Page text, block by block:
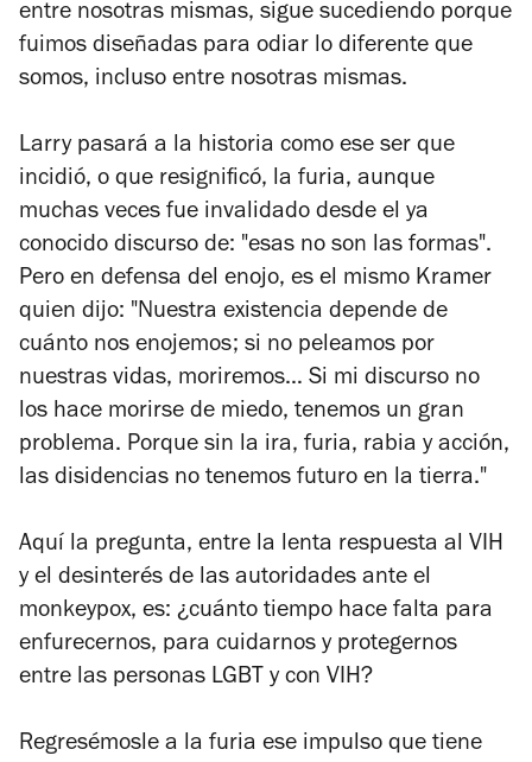
entre nosotras mismas, sigue sucediendo porque
fuimos diseñadas para odiar lo diferente que
somos, incluso entre nosotras mismas.
Larry pasará a la historia como ese ser que
incidió, o que resignificó, la furia, aunque
muchas veces fue invalidado desde el ya
conocido discurso de: "esas no son las formas".
Pero en defensa del enojo, es el mismo Kramer
quien dijo: "Nuestra existencia depende de
cuánto nos enojemos; si no peleamos por
nuestras vidas, moriremos… Si mi discurso no
los hace morirse de miedo, tenemos un gran
problema. Porque sin la ira, furia, rabia y acción,
las disidencias no tenemos futuro en la tierra."
Aquí la pregunta, entre la lenta respuesta al VIH
y el desinterés de las autoridades ante el
monkeypox, es: ¿cuánto tiempo hace falta para
enfurecernos, para cuidarnos y protegernos
entre las personas LGBT y con VIH?
Regresémosle a la furia ese impulso que tiene